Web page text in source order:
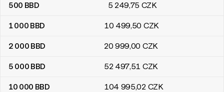
500 BBD 5 249,75 CZK
1 000 BBD 10 499,50 CZK
2 000 BBD 20 999,00 CZK
5 000 BBD 52 497,51 CZK
10 000 BBD 104 995,02 CZK